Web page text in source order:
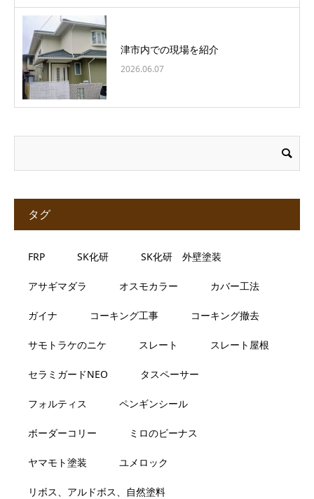
津市内での現場を紹介
2026.06.07
タグ
FRP SK化研 SK化研 外壁塗装
アサギマダラ オスモカラー カバー工法
ガイナ コーキング工事 コーキング撤去
サモトラケのニケ スレート スレート屋根
セラミガードNEO タスペーサー
フォルティス ペンギンシール
ボーダーコリー ミロのビーナス
ヤマモト塗装 ユメロック
リボス、アルドボス、自然塗料